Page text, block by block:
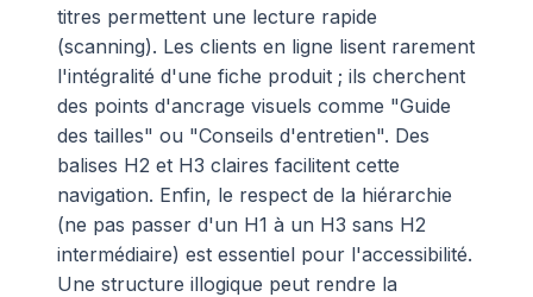
titres permettent une lecture rapide
(scanning). Les clients en ligne lisent rarement
l'intégralité d'une fiche produit ; ils cherchent
des points d'ancrage visuels comme "Guide
des tailles" ou "Conseils d'entretien". Des
balises H2 et H3 claires facilitent cette
navigation. Enfin, le respect de la hiérarchie
(ne pas passer d'un H1 à un H3 sans H2
intermédiaire) est essentiel pour l'accessibilité.
Une structure illogique peut rendre la